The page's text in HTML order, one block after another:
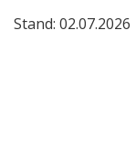
Stand: 02.07.2026